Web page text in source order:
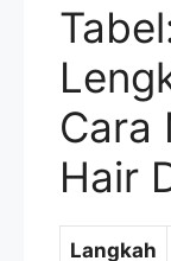
Cara
Hair
Langkah